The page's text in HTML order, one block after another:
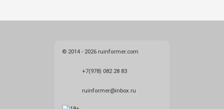
© 2014 - 2026 ruinformer.com
+7(978) 082 28 83
ruinformer@inbox.ru